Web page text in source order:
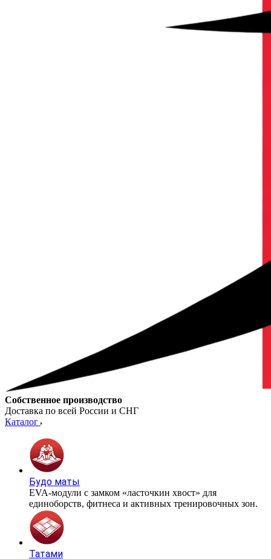
Собственное производство
Доставка по всей России и СНГ
Каталог
Будо маты
EVA-модули с замком «ласточкин хвост» для
единоборств, фитнеса и активных тренировочных зон.
Татами